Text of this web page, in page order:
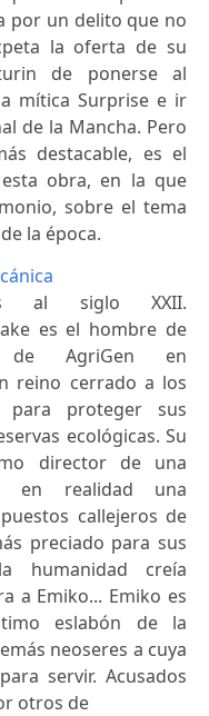
por un delito que no
la oferta de su
de ponerse al
mítica Surprise e ir
de la Mancha. Pero
destacable, es el
obra, en la que
sobre el tema
la época.
al siglo XXII.
es el hombre de
de AgriGen en
reino cerrado a los
para proteger sus
ecológicas. Su
director de una
en realidad una
callejeros de
preciado para sus
humanidad creía
a Emiko... Emiko es
eslabón de la
neoseres a cuya
servir. Acusados
otros de